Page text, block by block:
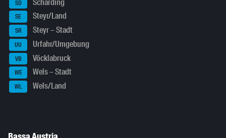
SD Schärding
SE Steyr/Land
SR Steyr – Stadt
UU Urfahr/Umgebung
VB Vöcklabruck
WE Wels – Stadt
WL Wels/Land